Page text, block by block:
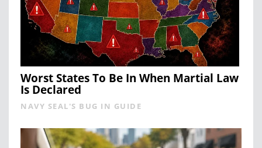
Worst States To Be In When Martial Law
Is Declared
NAVY SEAL'S BUG IN GUIDE